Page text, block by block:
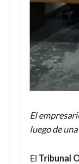
El
luego de
El Tribunal